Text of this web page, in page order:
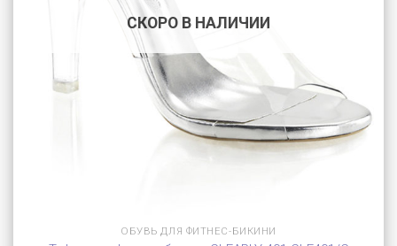
СКОРО В НАЛИЧИИ
ОБУВЬ ДЛЯ ФИТНЕС-БИКИНИ